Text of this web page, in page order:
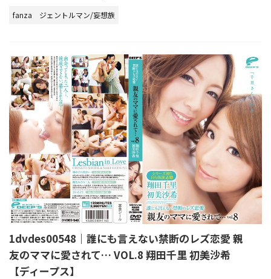
fanza ジェントルマン/妄想族
1dvdes00548｜誰にも言えない禁断のレズ恋愛 親
友のママに愛されて… VOL.8 翔田千里 初美沙希
【ディープス】